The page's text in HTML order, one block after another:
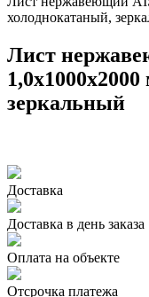
холоднокатаный,
Лист
зеркальный
Доставка
Доставка в день заказа
Оплата на объекте
Отсрочка платежа